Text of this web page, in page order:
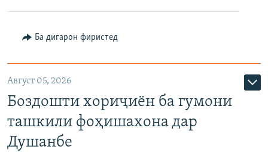
Ба дигарон фиристед
Август 05, 2026
Боздошти хориҷиён ба гумони
ташкили фоҳишахона дар
Душанбе